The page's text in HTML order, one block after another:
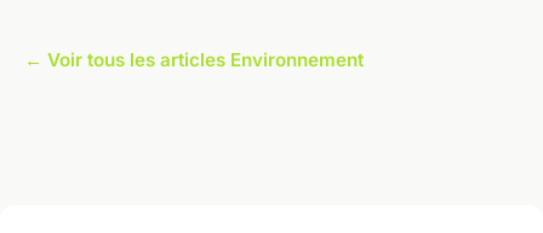
← Voir tous les articles Environnement